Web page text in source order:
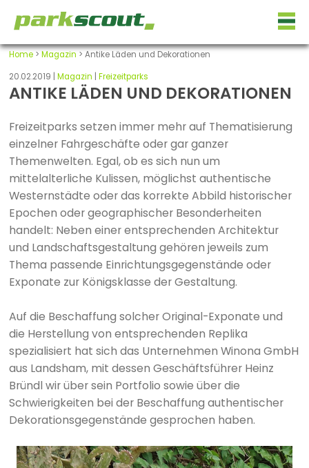
Home> Magazin > Antike Läden und Dekorationen
20.02.2019 | Magazin Freizeitparks
ANTIKE LÄDEN UND DEKORATIONEN
Freizeitparks setzen immer mehr auf Thematisierung
einzelner Fahrgeschäfte oder gar ganzer
Themenwelten. Egal, ob es sich nun um
mittelalterliche Kulissen, möglichst authentische
Westernstädte oder das korrekte Abbild historischer
Epochen oder geographischer Besonderheiten
handelt: Neben einer entsprechenden Architektur
und Landschaftsgestaltung gehören jeweils zum
Thema passende Einrichtungsgegenstände oder
Exponate zur Königsklasse der Gestaltung.
Auf die Beschaffung solcher Original-Exponate und
die Herstellung von entsprechenden Replika
spezialisiert hat sich das Unternehmen Winona GmbH
aus Landsham, mit dessen Geschäftsführer Heinz
Bründl wir über sein Portfolio sowie über die
Schwierigkeiten bei der Beschaffung authentischer
Dekorationsgegenstände gesprochen haben.